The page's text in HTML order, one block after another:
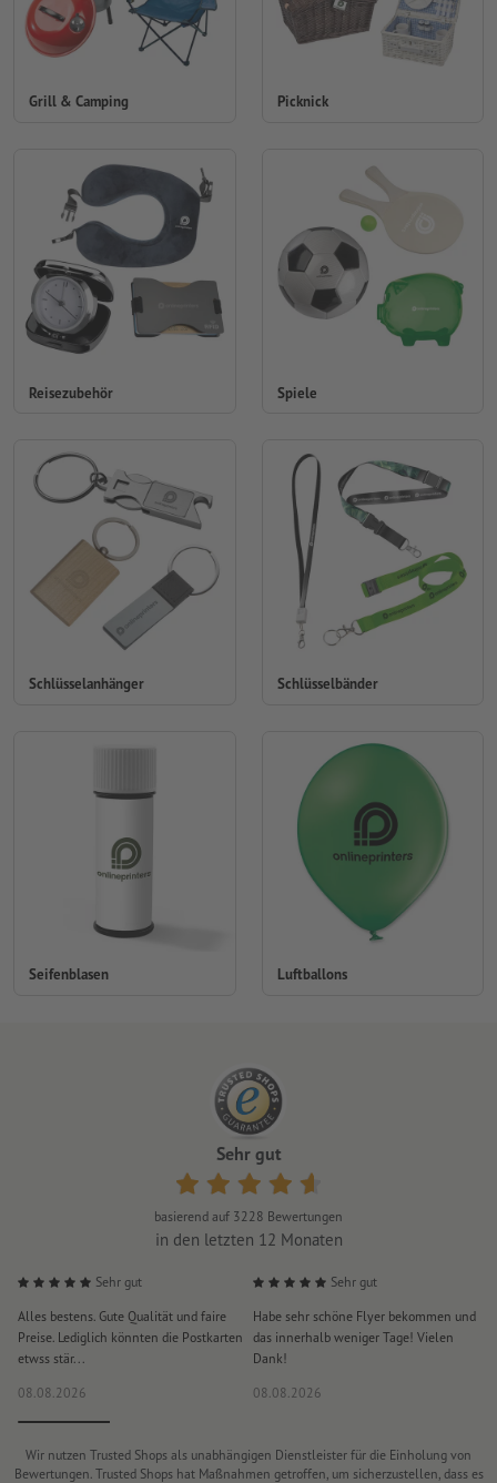
Grill & Camping Picknick
Reisezubehör Spiele
Schlüsselanhänger Schlüsselbänder
Seifenblasen Luftballons
Sehr gut
basierend auf 3228 Bewertungen
in den letzten 12 Monaten
Sehr gut
Alles bestens. Gute Qualität und faire
Preise. Lediglich könnten die Postkarten
etwss stär...
08.08.2026
Sehr gut
Habe sehr schöne Flyer bekommen und
das innerhalb weniger Tage! Vielen
Dank!
08.08.2026
Wir nutzen Trusted Shops als unabhängigen Dienstleister für die Einholung von
Bewertungen. Trusted Shops hat Maßnahmen getroffen, um sicherzustellen, dass es